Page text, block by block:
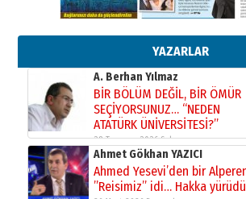
YAZARLAR
26 Mart 2026 Perşembe
Cem Bakırcı
Ardında bıraktığı hatıralarıyla
gönül adamı Faruk Terzioğlu!
13 Mayıs 2026 Çarşamba
Esat BİNDESEN
Başkan Sekmen’den Erzurum’a
bir vizyon proje daha!
02 Ağustos 2026 Pazar
Kadir SABUNCUOĞLU